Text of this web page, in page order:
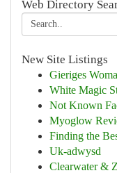
Web Directory
New Site Listings
Gieriges
White Magic
Not Known
Myoglow
Finding the
Uk-adwysd
Clearwater &